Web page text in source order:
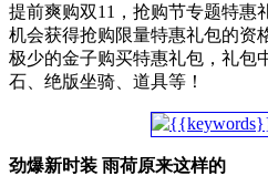
提前爽购双11，抢购节专题特惠
机会获得抢购限量特惠礼包的资
极少的金子购买特惠礼包，礼包
石、绝版坐骑、道具等！
劲爆新时装 雨荷原来这样的